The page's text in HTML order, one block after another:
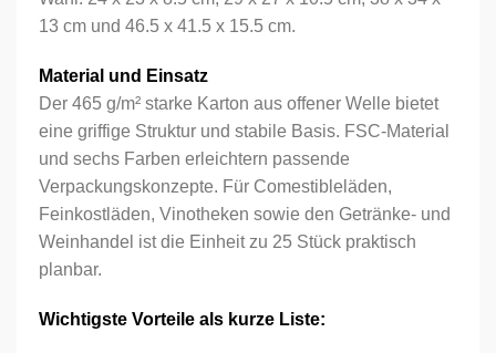
13 cm und 46.5 x 41.5 x 15.5 cm.
Material und Einsatz
Der 465 g/m² starke Karton aus offener Welle bietet
eine griffige Struktur und stabile Basis. FSC-Material
und sechs Farben erleichtern passende
Verpackungskonzepte. Für Comestibleläden,
Feinkostläden, Vinotheken sowie den Getränke- und
Weinhandel ist die Einheit zu 25 Stück praktisch
planbar.
Wichtigste Vorteile als kurze Liste: